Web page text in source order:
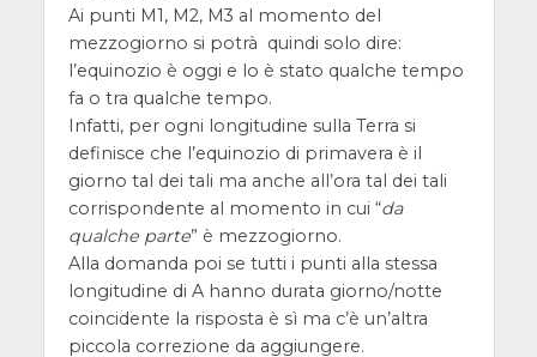
Ai punti M1, M2, M3 al momento del
mezzogiorno si potrà quindi solo dire:
l’equinozio è oggi e lo è stato qualche tempo
fa o tra qualche tempo.
Infatti, per ogni longitudine sulla Terra si
definisce che l’equinozio di primavera è il
giorno tal dei tali ma anche all’ora tal dei tali
corrispondente al momento in cui “da
qualche parte” è mezzogiorno.
Alla domanda poi se tutti i punti alla stessa
longitudine di A hanno durata giorno/notte
coincidente la risposta è sì ma c’è un’altra
piccola correzione da aggiungere.